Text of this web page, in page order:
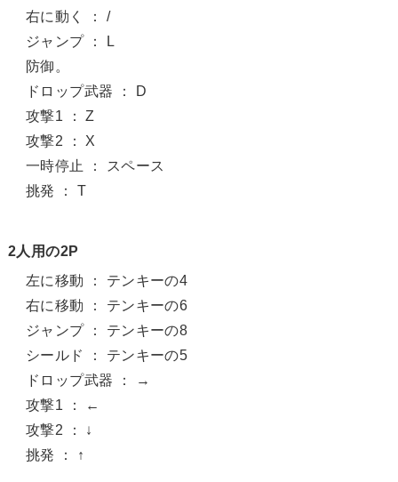
右に動く ： /
ジャンプ ： L
防御。
ドロップ武器 ： D
攻撃1 ： Z
攻撃2 ： X
一時停止 ： スペース
挑発 ： T
2人用の2P
左に移動 ： テンキーの4
右に移動 ： テンキーの6
ジャンプ ： テンキーの8
シールド ： テンキーの5
ドロップ武器 ： →
攻撃1 ： ←
攻撃2 ： ↓
挑発 ： ↑